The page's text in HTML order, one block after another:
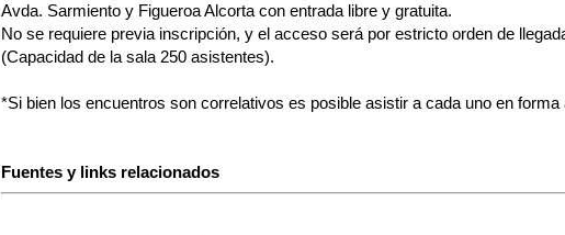
Avda. Sarmiento y Figueroa Alcorta con entrada libre y gratuita.
No se requiere previa inscripción, y el acceso será por estricto orden de
(Capacidad de la sala 250 asistentes).
*Si bien los encuentros son correlativos es posible asistir a cada uno en forma
Fuentes y links relacionados